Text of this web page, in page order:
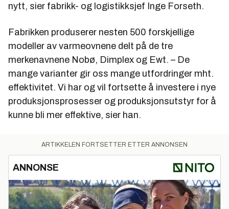
nytt, sier fabrikk- og logistikksjef Inge Forseth.
Fabrikken produserer nesten 500 forskjellige
modeller av varmeovnene delt på de tre
merkenavnene Nobø, Dimplex og Ewt. – De
mange varianter gir oss mange utfordringer mht.
effektivitet. Vi har og vil fortsette å investere i nye
produksjonsprosesser og produksjonsutstyr for å
kunne bli mer effektive, sier han.
ARTIKKELEN FORTSETTER ETTER ANNONSEN
ANNONSE